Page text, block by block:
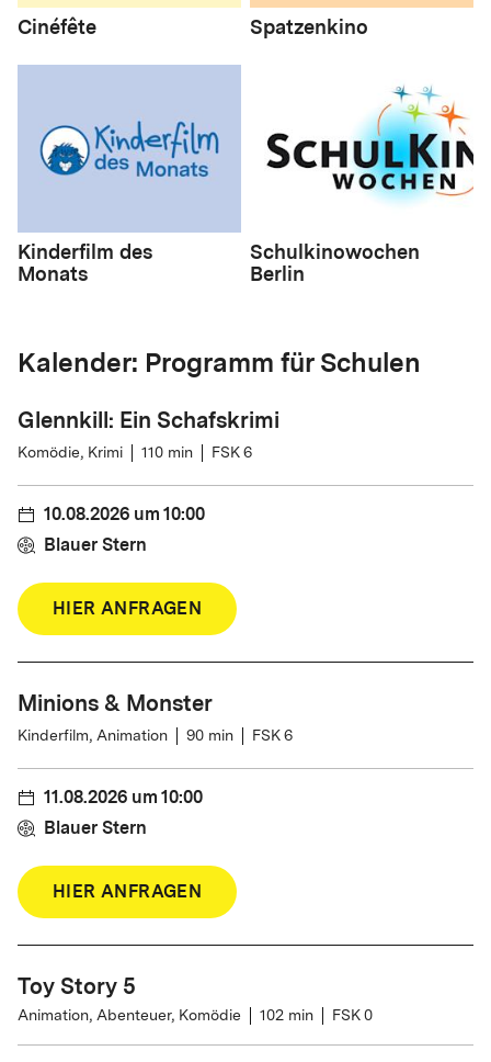
Cinéfête Spatzenkino
Kinderfilm des
Monats
Schulkinowochen
Berlin
Kalender: Programm für Schulen
Glennkill: Ein Schafskrimi
Komödie, Krimi 110 min FSK 6
10.08.2026 um 10:00
Blauer Stern
HIER ANFRAGEN
Minions & Monster
Kinderfilm, Animation 90 min FSK 6
11.08.2026 um 10:00
Blauer Stern
HIER ANFRAGEN
Toy Story 5
Animation, Abenteuer, Komödie 102 min FSK 0